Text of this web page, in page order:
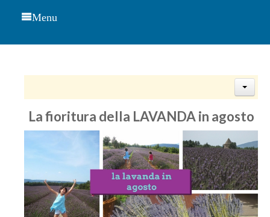
Menu
La fioritura della LAVANDA in agosto